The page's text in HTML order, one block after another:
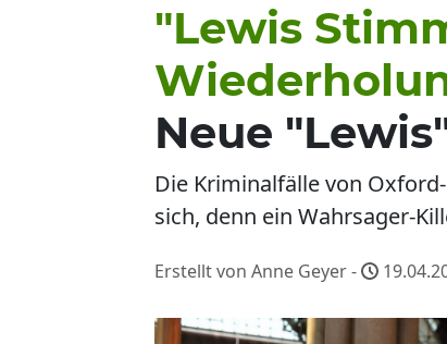
"Lewis
Neue
Die Kriminalfälle von
sich, denn ein Wahrsager-
Erstellt von Anne Geyer -